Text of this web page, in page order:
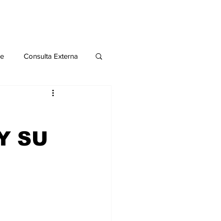
Consulta Externa
Publicaciones
SU